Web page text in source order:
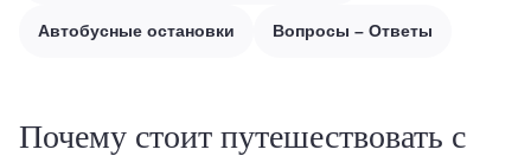
Автобусные остановки Вопросы – Ответы
Почему стоит путешествовать с